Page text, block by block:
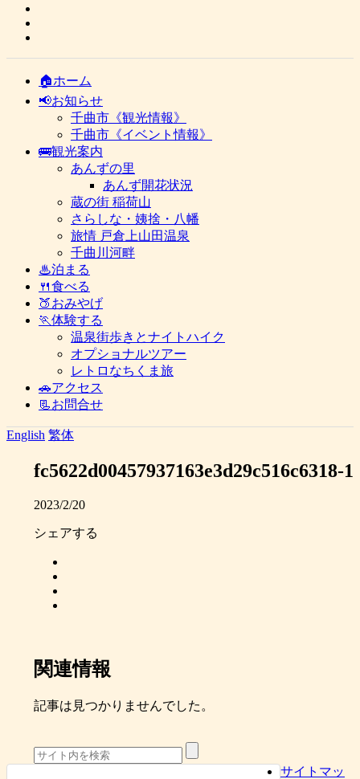
🏠ホーム
📢お知らせ
千曲市《観光情報》
千曲市《イベント情報》
🚌観光案内
あんずの里
あんず開花状況
蔵の街 稲荷山
さらしな・姨捨・八幡
旅情 戸倉上山田温泉
千曲川河畔
♨泊まる
🍴食べる
🍑おみやげ
🏃体験する
温泉街歩きとナイトハイク
オプショナルツアー
レトロなちくま旅
🚗アクセス
📃お問合せ
English 繁体
fc5622d00457937163e3d29c516c6318-1
2023/2/20
シェアする
関連情報
記事は見つかりませんでした。
サイトマッ